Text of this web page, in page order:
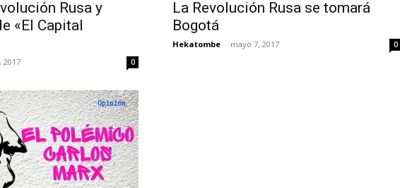
Rusa y
«El Capital
2017 0
La Revolución Rusa se tomará
Bogotá
Hekatombe - mayo 7, 2017 0